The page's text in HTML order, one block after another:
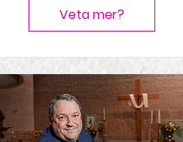
Veta mer?